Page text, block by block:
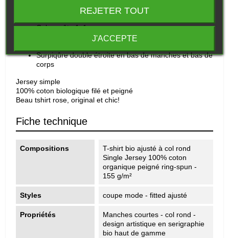
Col en côte 1x1
Bande de propreté intérieur col dans la matière
Surpiqûre double étroite en bas de manches et bas de
corps
Jersey simple
100% coton biologique filé et peigné
Beau tshirt rose, original et chic!
Fiche technique
Compositions
T-shirt bio ajusté à col rond
Single Jersey 100% coton
organique peigné ring-spun -
155 g/m²
Styles coupe mode - fitted ajusté
Propriétés
Manches courtes - col rond -
design artistique en serigraphie
bio haut de gamme
REJETER TOUT
J'ACCEPTE